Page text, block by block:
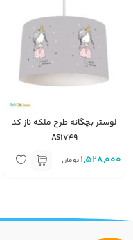
لوستر بچگانه طرح ملکه ناز کد
AS1749
1,528,000 تومان